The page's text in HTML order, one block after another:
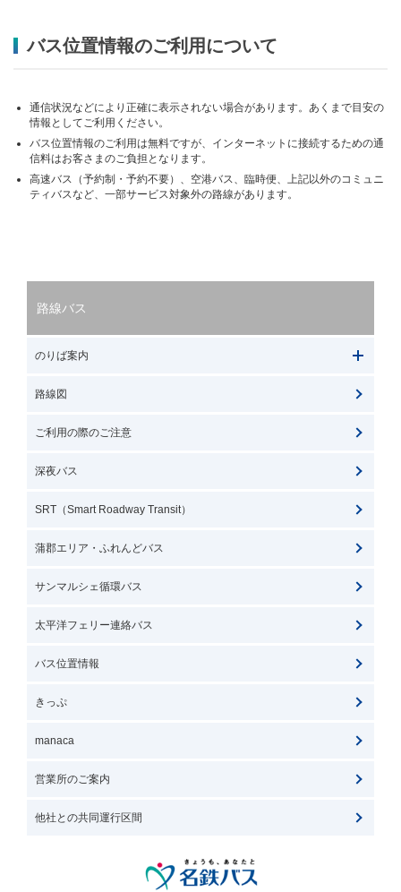
バス位置情報のご利用について
通信状況などにより正確に表示されない場合があります。あくまで目安の
情報としてご利用ください。
バス位置情報のご利用は無料ですが、インターネットに接続するための通
信料はお客さまのご負担となります。
高速バス（予約制・予約不要）、空港バス、臨時便、上記以外のコミュニ
ティバスなど、一部サービス対象外の路線があります。
路線バス
のりば案内
路線図
ご利用の際のご注意
深夜バス
SRT（Smart Roadway Transit）
蒲郡エリア・ふれんどバス
サンマルシェ循環バス
太平洋フェリー連絡バス
バス位置情報
きっぷ
manaca
営業所のご案内
他社との共同運行区間